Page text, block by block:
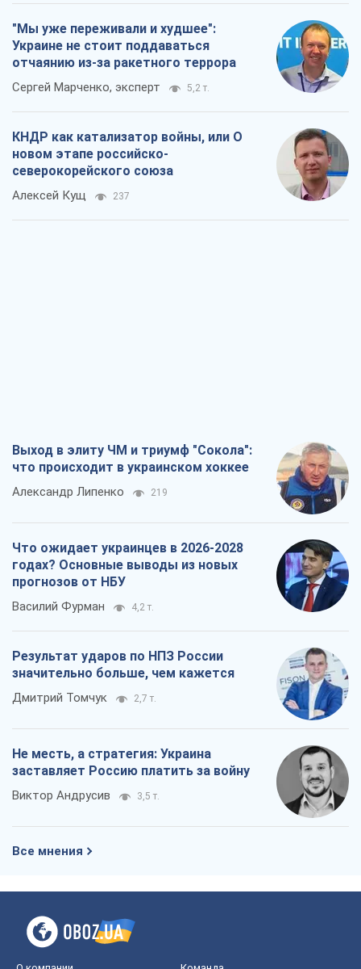
"Мы уже переживали и худшее":
Украине не стоит поддаваться
отчаянию из-за ракетного террора
Сергей Марченко, эксперт 5,2 т.
КНДР как катализатор войны, или О
новом этапе российско-
северокорейского союза
Алексей Кущ 237
Выход в элиту ЧМ и триумф "Сокола":
что происходит в украинском хоккее
Александр Липенко 219
Что ожидает украинцев в 2026-2028
годах? Основные выводы из новых
прогнозов от НБУ
Василий Фурман 4,2 т.
Результат ударов по НПЗ России
значительно больше, чем кажется
Дмитрий Томчук 2,7 т.
Не месть, а стратегия: Украина
заставляет Россию платить за войну
Виктор Андрусив 3,5 т.
Все мнения